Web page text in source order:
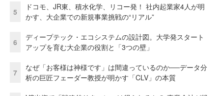
5
ドコモ、JR東、積水化学、リコー発！ 社内起業家4人が明
かす、大企業での新規事業挑戦の“リアル”
6
ディープテック・エコシステムの設計図。大学発スタート
アップを育む大企業の役割と「3つの壁」
7
なぜ「お客様は神様です」は間違っているのか──データ分
析の巨匠フェーダー教授が明かす「CLV」の本質